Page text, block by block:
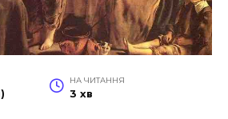
НА ЧИТАННЯ
3 хв